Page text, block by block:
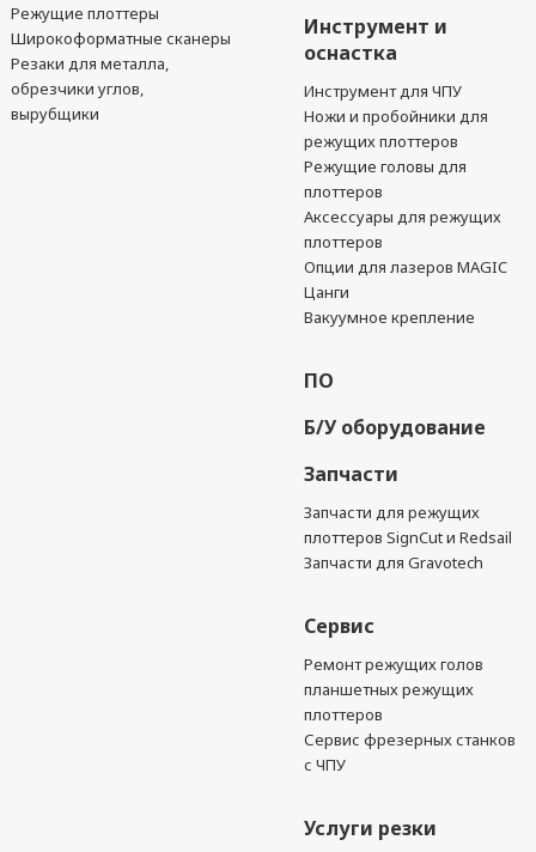
Режущие плоттеры
Широкоформатные сканеры
Резаки для металла,
обрезчики углов,
вырубщики
Инструмент и
оснастка
Инструмент для ЧПУ
Ножи и пробойники для
режущих плоттеров
Режущие головы для
плоттеров
Аксессуары для режущих
плоттеров
Опции для лазеров MAGIC
Цанги
Вакуумное крепление
ПО
Б/У оборудование
Запчасти
Запчасти для режущих
плоттеров SignCut и Redsail
Запчасти для Gravotech
Сервис
Ремонт режущих голов
планшетных режущих
плоттеров
Сервис фрезерных станков
с ЧПУ
Услуги резки